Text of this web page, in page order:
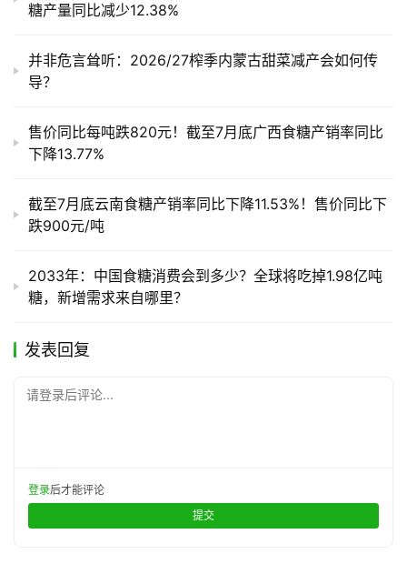
糖产量同比减少12.38%
并非危言耸听：2026/27榨季内蒙古甜菜减产会如何传
导？
售价同比每吨跌820元！截至7月底广西食糖产销率同比
下降13.77%
截至7月底云南食糖产销率同比下降11.53%！售价同比下
跌900元/吨
2033年：中国食糖消费会到多少？全球将吃掉1.98亿吨
糖，新增需求来自哪里？
发表回复
请登录后评论...
登录后才能评论
提交